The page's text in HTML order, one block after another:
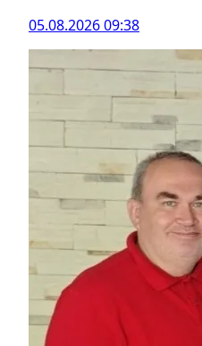
05.08.2026 09:38